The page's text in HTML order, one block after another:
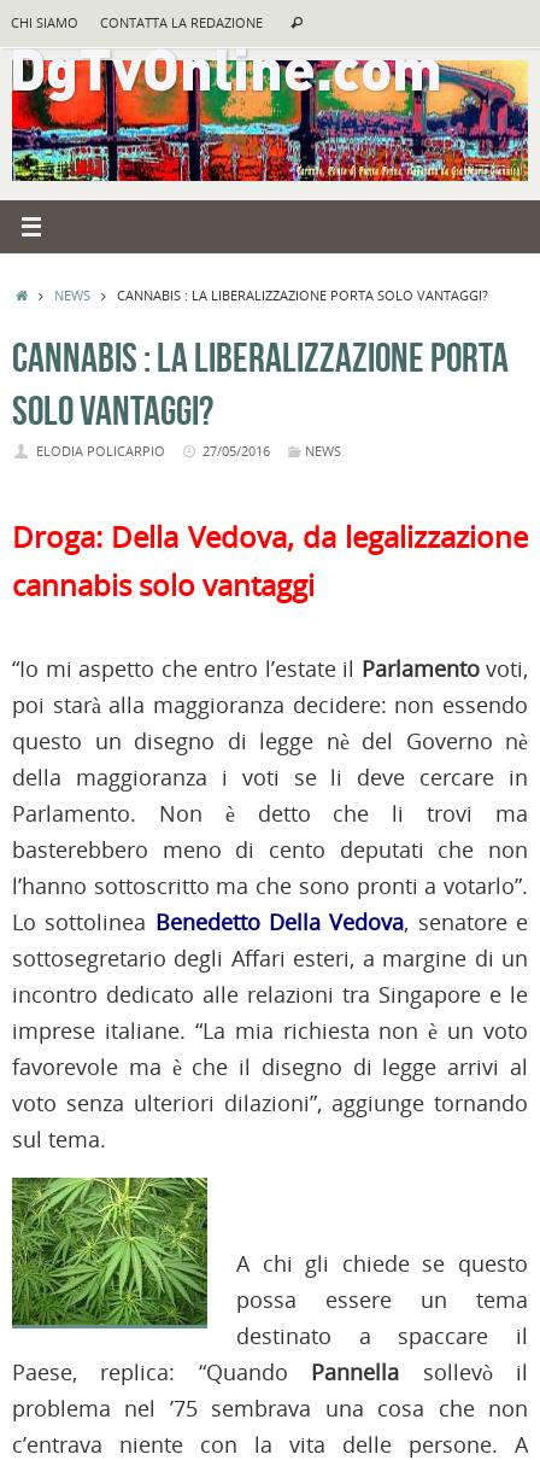
contenuto
CHI SIAMO CONTATTA LA REDAZIONE Cerca
HOMENEWS CANNABIS : LA LIBERALIZZAZIONE PORTA SOLO VANTAGGI?
CANNABIS : LA LIBERALIZZAZIONE PORTA
SOLO VANTAGGI?
ELODIA POLICARPIO 27/05/2016 NEWS
Droga: Della Vedova, da legalizzazione
cannabis solo vantaggi
“Io mi aspetto che entro l’estate il Parlamentovoti,
poi starà alla maggioranza decidere: non essendo
questo un disegno di legge nè del Governo nè
della maggioranza i voti se li deve cercare in
Parlamento. Non è detto che li trovi ma
basterebbero meno di cento deputati che non
l’hanno sottoscritto ma che sono pronti a votarlo”.
Lo sottolinea Benedetto Della Vedova, senatore e
sottosegretario degli Affari esteri, a margine di un
incontro dedicato alle relazioni tra Singapore e le
imprese italiane. “La mia richiesta non è un voto
favorevole ma è che il disegno di legge arrivi al
voto senza ulteriori dilazioni”, aggiunge tornando
sul tema.
A chi gli chiede se questo
possa essere un tema
destinato a spaccare il
Paese, replica: “Quando Pannella sollevò il
problema nel ’75 sembrava una cosa che non
c’entrava niente con la vita delle persone. A